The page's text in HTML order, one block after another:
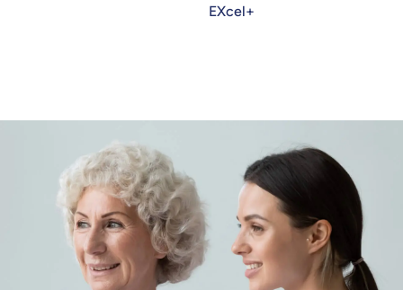
EXcel+